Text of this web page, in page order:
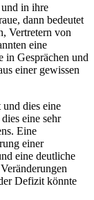
in ihre
dann bedeutet
Vertretern von
eine
in Gesprächen und
einer gewissen
dies eine
eine sehr
Eine
einer
eine deutliche
Defizit könnte